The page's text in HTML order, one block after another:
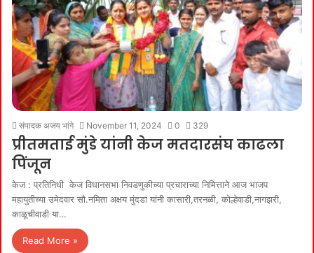
संपादक अजय भांगे November 11, 2024 0 329
प्रीतमताई मुंडे यांनी केज मतदारसंघ काढला
पिंजून
केज : प्रतिनिधी केज विधानसभा निवडणुकीच्या प्रचाराच्या निमित्ताने आज भाजप
महायुतीच्या उमेदवार सौ.नमिता अक्षय मुंदडा यांनी कासारी,तरनळी, कोल्हेवाडी,नागझरी,
काळूचीवाडी या…
Read More »